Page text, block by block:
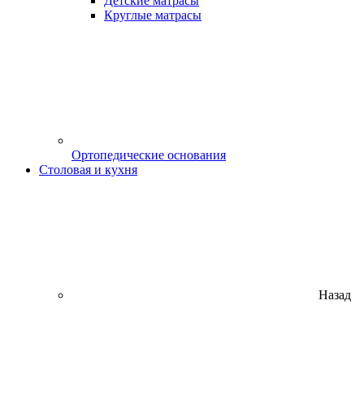
Круглые матрасы
Ортопедические основания
Столовая и кухня
Назад